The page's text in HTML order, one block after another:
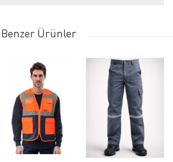
Benzer Ürünler